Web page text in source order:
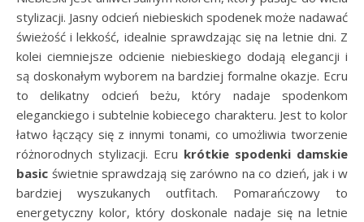
stylizacji. Jasny odcień niebieskich spodenek może nadawać
świeżość i lekkość, idealnie sprawdzając się na letnie dni. Z
kolei ciemniejsze odcienie niebieskiego dodają elegancji i
są doskonałym wyborem na bardziej formalne okazje. Ecru
to delikatny odcień beżu, który nadaje spodenkom
eleganckiego i subtelnie kobiecego charakteru. Jest to kolor
łatwo łączący się z innymi tonami, co umożliwia tworzenie
różnorodnych stylizacji. Ecru krótkie spodenki damskie
basic świetnie sprawdzają się zarówno na co dzień, jak i w
bardziej wyszukanych outfitach. Pomarańczowy to
energetyczny kolor, który doskonale nadaje się na letnie